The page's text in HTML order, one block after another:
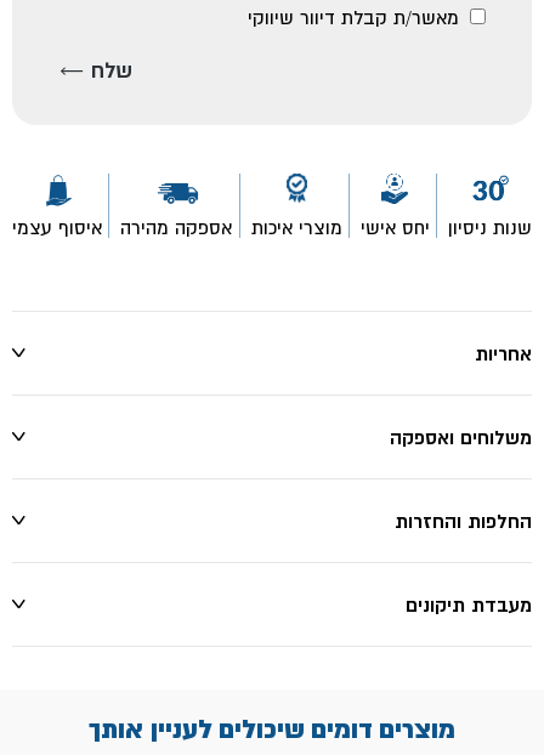
מאשר/ת קבלת דיוור שיווקי
שנות ניסיון יחס אישי מוצרי איכות אספקה מהירה איסוף עצמי
אחריות
משלוחים ואספקה
החלפות והחזרות
מעבדת תיקונים
מוצרים דומים שיכולים לעניין אותך